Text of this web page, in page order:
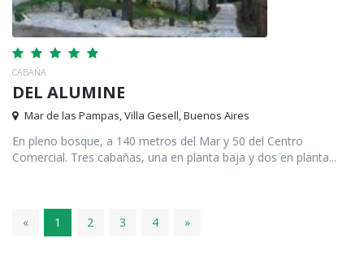
CABAÑA
DEL ALUMINE
Mar de las Pampas, Villa Gesell, Buenos Aires
En pleno bosque, a 140 metros del Mar y 50 del Centro
Comercial. Tres cabañas, una en planta baja y dos en planta...
« 1 2 3 4 »